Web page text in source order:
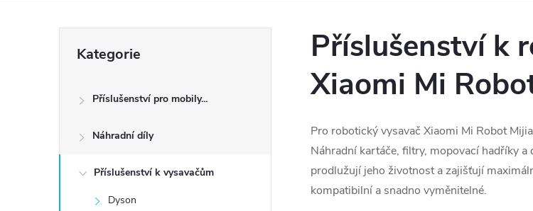
t
kategorie
Kategorie
Příslušenství pro mobily...
Náhradní díly
Příslušenství k vysavačům
Dyson
Příslušenství k
Xiaomi Mi
Pro robotický vysavač Xiaomi Mi Robot
Náhradní kartáče, filtry, mopovací hadříky
prodlužují jeho životnost a zajišťují
kompatibilní a snadno vyměnitelné.